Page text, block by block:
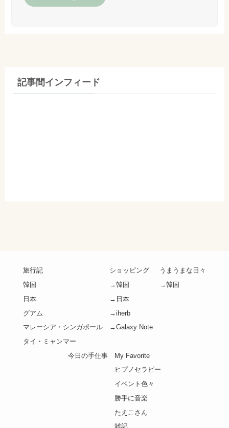
記事間インフィード
旅行記
韓国
日本
グアム
マレーシア・シンガポール
タイ・ミャンマー
ショッピング
→韓国
→日本
→iherb
→Galaxy Note
うまうまな日々
→韓国
今日の手仕事
My Favorite
ヒプノセラピー
イベント色々
勝手に音楽
たえこさん
雑記